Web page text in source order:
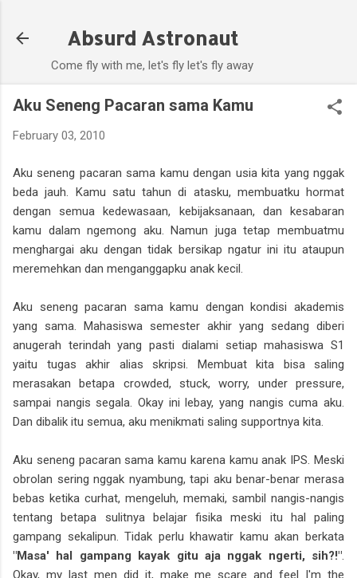
Absurd Astronaut
Come fly with me, let's fly let's fly away
Aku Seneng Pacaran sama Kamu
February 03, 2010
Aku seneng pacaran sama kamu dengan usia kita yang nggak
beda jauh. Kamu satu tahun di atasku, membuatku hormat
dengan semua kedewasaan, kebijaksanaan, dan kesabaran
kamu dalam ngemong aku. Namun juga tetap membuatmu
menghargai aku dengan tidak bersikap ngatur ini itu ataupun
meremehkan dan menganggapku anak kecil.
Aku seneng pacaran sama kamu dengan kondisi akademis
yang sama. Mahasiswa semester akhir yang sedang diberi
anugerah terindah yang pasti dialami setiap mahasiswa S1
yaitu tugas akhir alias skripsi. Membuat kita bisa saling
merasakan betapa crowded, stuck, worry, under pressure,
sampai nangis segala. Okay ini lebay, yang nangis cuma aku.
Dan dibalik itu semua, aku menikmati saling supportnya kita.
Aku seneng pacaran sama kamu karena kamu anak IPS. Meski
obrolan sering nggak nyambung, tapi aku benar-benar merasa
bebas ketika curhat, mengeluh, memaki, sambil nangis-nangis
tentang betapa sulitnya belajar fisika meski itu hal paling
gampang sekalipun. Tidak perlu khawatir kamu akan berkata
"Masa' hal gampang kayak gitu aja nggak ngerti, sih?!"
Okay, my last men did it, make me scare and feel I'm the